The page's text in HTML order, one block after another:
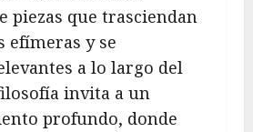
piezas que trasciendan
efímeras y se
a lo largo del
invita a un
profundo, donde